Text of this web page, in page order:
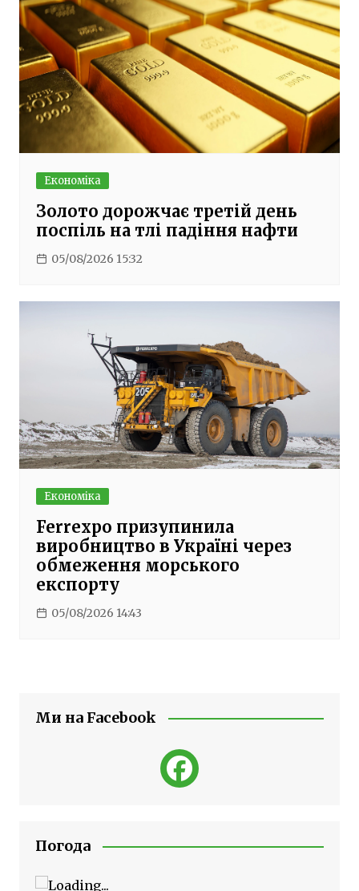
Економіка
Золото дорожчає третій день
поспіль на тлі падіння нафти
05/08/2026 15:32
Економіка
Ferrexpo призупинила
виробництво в Україні через
обмеження морського
експорту
05/08/2026 14:43
Ми на Facebook
Погода